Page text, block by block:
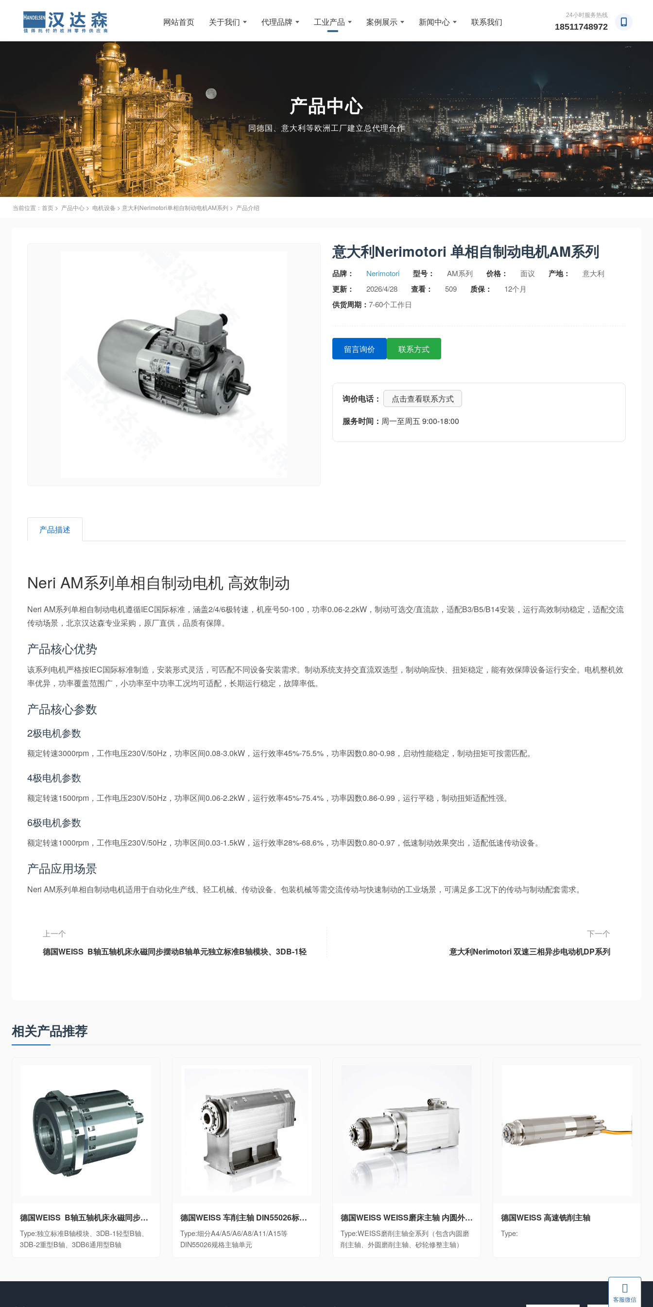
网站首页 关于我们 代理品牌 工业产品 案例展示 新闻中心 联系我们
24小时服务热线
18511748972
产品中心
同德国、意大利等欧洲工厂建立总代理合作
当前位置： 首页> 产品中心> 电机设备 > 意大利Nerimotori单相自制动电机AM系列 > 产品介绍
意大利Nerimotori 单相自制动电机AM系列
品牌： Nerimotori 型号： AM系列 价格： 面议 产地： 意大利
更新： 2026/4/28 查看： 509 质保： 12个月
供货周期： 7-60个工作日
留言询价 联系方式
询价电话：
点击查看联系方式
服务时间： 周一至周五 9:00-18:00
产品描述
Neri AM系列单相自制动电机 高效制动
Neri AM系列单相自制动电机遵循IEC国际标准，涵盖2/4/6极转速，机座号50-100，功率0.06-2.2kW，制动可选交/直流款，适配B3/B5/B14安装，运行高效制动稳定，适配交流
传动场景，北京汉达森专业采购，原厂直供，品质有保障。
产品核心优势
该系列电机严格按IEC国际标准制造，安装形式灵活，可匹配不同设备安装需求。制动系统支持交直流双选型，制动响应快、扭矩稳定，能有效保障设备运行安全。电机整机效
率优异，功率覆盖范围广，小功率至中功率工况均可适配，长期运行稳定，故障率低。
产品核心参数
2极电机参数
额定转速3000rpm，工作电压230V/50Hz，功率区间0.08-3.0kW，运行效率45%-75.5%，功率因数0.80-0.98，启动性能稳定，制动扭矩可按需匹配。
4极电机参数
额定转速1500rpm，工作电压230V/50Hz，功率区间0.06-2.2kW，运行效率45%-75.4%，功率因数0.86-0.99，运行平稳，制动扭矩适配性强。
6极电机参数
额定转速1000rpm，工作电压230V/50Hz，功率区间0.03-1.5kW，运行效率28%-68.6%，功率因数0.80-0.97，低速制动效果突出，适配低速传动设备。
产品应用场景
Neri AM系列单相自制动电机适用于自动化生产线、轻工机械、传动设备、包装机械等需交流传动与快速制动的工业场景，可满足多工况下的传动与制动配套需求。
上一个
德国WEISS B轴五轴机床永磁同步摆动B轴单元独立标准B轴模块、3DB-1轻
下一个
意大利Nerimotori 双速三相异步电动机DP系列
相关产品推荐
德国WEISS B轴五轴机床永磁同步摆动B轴单元独立标准B轴模块、3DB-1轻型B轴、3DB-2重型B轴、3DB6通用型B轴
Type:独立标准B轴模块、3DB-1轻型B轴、
3DB-2重型B轴、3DB6通用型B轴
德国WEISS 车削主轴 DIN55026标准大功率数控车床电主轴细分A4/A5/A6/A8/A11/A15等DIN55026规格主轴单元
Type:细分A4/A5/A6/A8/A11/A15等
DIN55026规格主轴单元
德国WEISS WEISS磨床主轴 内圆外圆磨削电主轴单元WEISS磨削主轴全系列（包含内圆磨削主轴、外圆磨削主轴、砂轮修整主轴）
Type:WEISS磨削主轴全系列（包含内圆磨
削主轴、外圆磨削主轴、砂轮修整主轴）
德国WEISS 高速铣削主轴
Type:
客服微信